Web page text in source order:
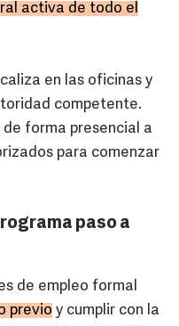
activa de todo el
en las oficinas y
competente.
forma presencial a
para comenzar
paso a
de empleo formal
previo y cumplir con la